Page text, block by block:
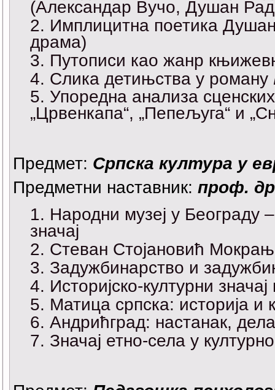
(Александар Вучо, Душан
Имплицитна поетика
драма)
Путописи као жанр
Слика детињства у роману
Упоредна анализа
„Црвенкапа“, „Пепељуга“ и
Предмет: Српска култура у
Предметни наставник: проф.
Народни музеј у Београду
значај
Стеван Стојановић
Задужбинарство и
Историјско-културни
Матица српска: историја и
Андрићград: настанак,
Значај етно-села у